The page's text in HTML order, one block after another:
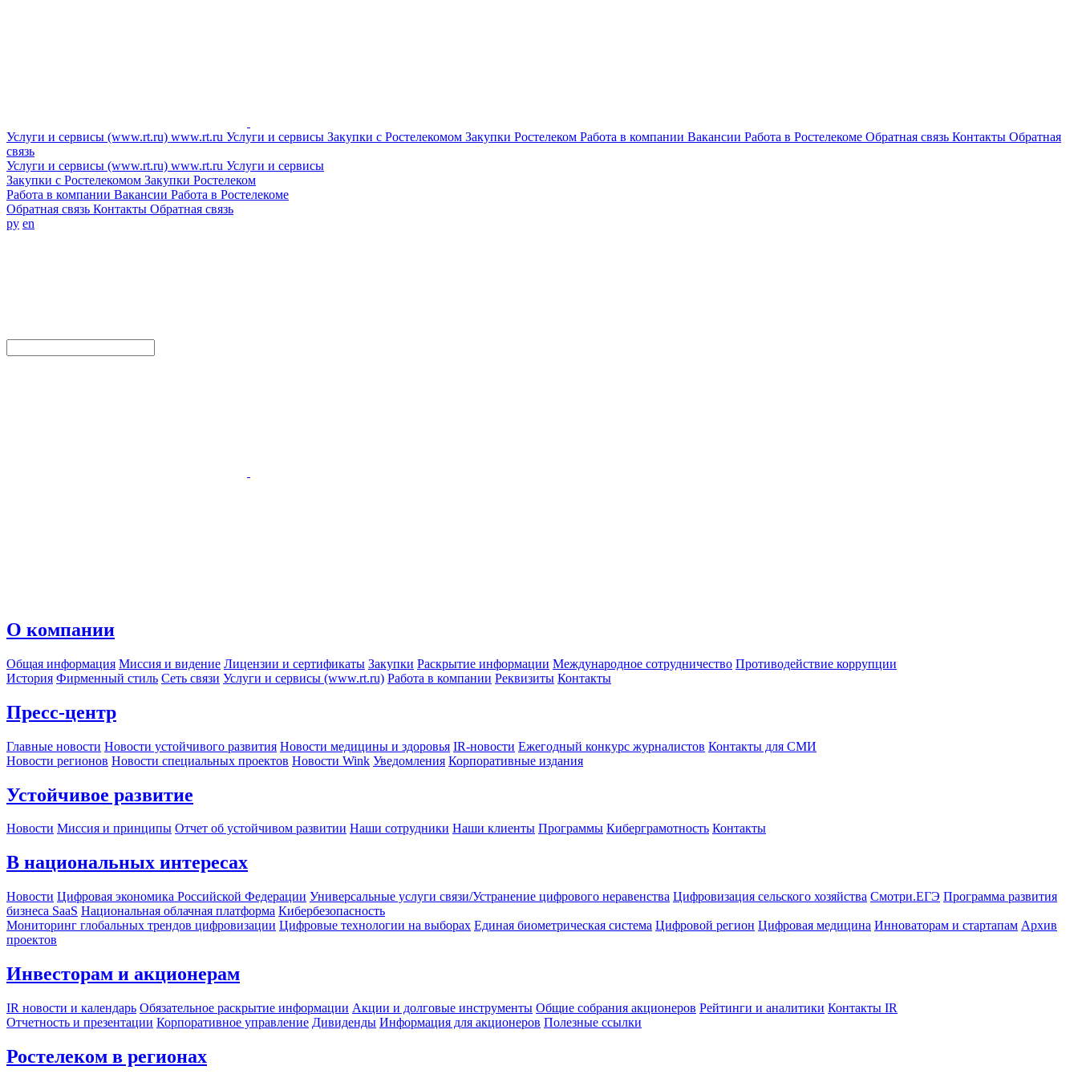
Услуги и сервисы (www.rt.ru) www.rt.ru Услуги и сервисы Закупки с Ростелекомом Закупки Ростелеком Работа в компании Вакансии Работа в Ростелекоме Обратная связь Контакты Обратная
связь
Услуги и сервисы (www.rt.ru) www.rt.ru Услуги и сервисы
Закупки с Ростелекомом Закупки Ростелеком
Работа в компании Вакансии Работа в Ростелекоме
Обратная связь Контакты Обратная связь
ру en
О компании
Общая информация Миссия и видение Лицензии и сертификаты Закупки Раскрытие информации Международное сотрудничество Противодействие коррупции
История Фирменный стиль Сеть связи Услуги и сервисы (www.rt.ru) Работа в компании Реквизиты Контакты
Пресс-центр
Главные новости Новости устойчивого развития Новости медицины и здоровья IR-новости Ежегодный конкурс журналистов Контакты для СМИ
Новости регионов Новости специальных проектов Новости Wink Уведомления Корпоративные издания
Устойчивое развитие
Новости Миссия и принципы Отчет об устойчивом развитии Наши сотрудники Наши клиенты Программы Киберграмотность Контакты
В национальных интересах
Новости Цифровая экономика Российской Федерации Универсальные услуги связи/Устранение цифрового неравенства Цифровизация сельского хозяйства Смотри.ЕГЭ Программа развития
бизнеса SaaS Национальная облачная платформа Кибербезопасность
Мониторинг глобальных трендов цифровизации Цифровые технологии на выборах Единая биометрическая система Цифровой регион Цифровая медицина Инноваторам и стартапам Архив
проектов
Инвесторам и акционерам
IR новости и календарь Обязательное раскрытие информации Акции и долговые инструменты Общие собрания акционеров Рейтинги и аналитики Контакты IR
Отчетность и презентации Корпоративное управление Дивиденды Информация для акционеров Полезные ссылки
Ростелеком в регионах